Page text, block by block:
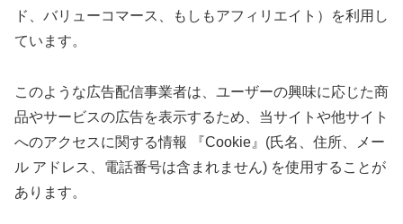
ド、バリューコマース、もしもアフィリエイト）を利用し
ています。
このような広告配信事業者は、ユーザーの興味に応じた商
品やサービスの広告を表示するため、当サイトや他サイト
へのアクセスに関する情報 『Cookie』(氏名、住所、メー
ル アドレス、電話番号は含まれません) を使用することが
あります。